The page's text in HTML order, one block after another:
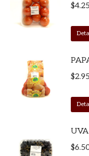
$4.25
$2.95
$